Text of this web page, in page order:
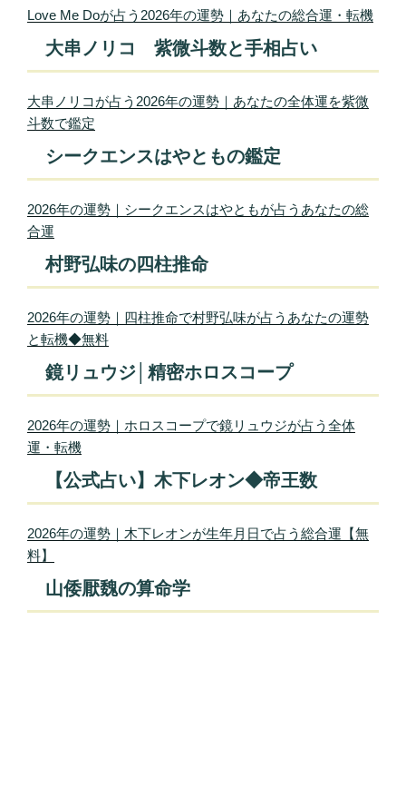
Love Me Doが占う2026年の運勢｜あなたの総合運・転機
大串ノリコ 紫微斗数と手相占い
大串ノリコが占う2026年の運勢｜あなたの全体運を紫微
斗数で鑑定
シークエンスはやともの鑑定
2026年の運勢｜シークエンスはやともが占うあなたの総
合運
村野弘味の四柱推命
2026年の運勢｜四柱推命で村野弘味が占うあなたの運勢
と転機◆無料
鏡リュウジ│精密ホロスコープ
2026年の運勢｜ホロスコープで鏡リュウジが占う全体
運・転機
【公式占い】木下レオン◆帝王数
2026年の運勢｜木下レオンが生年月日で占う総合運【無
料】
山倭厭魏の算命学